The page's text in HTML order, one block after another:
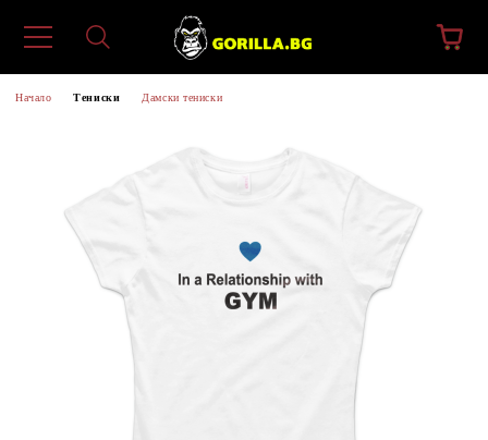
Начало Тениски Дамски тениски